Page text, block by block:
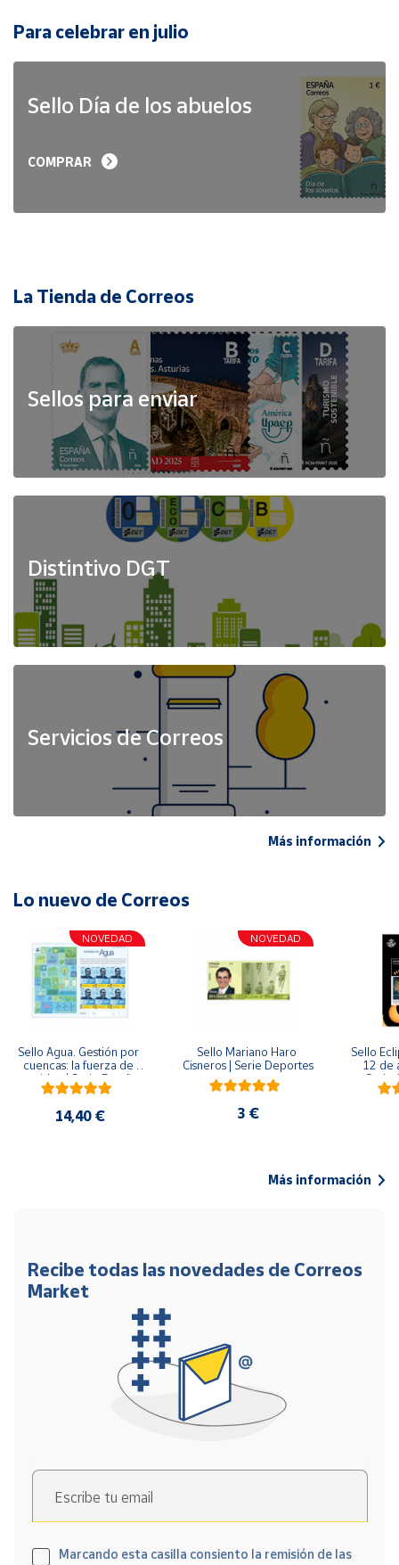
Para celebrar en julio
Sello Día de los abuelos
COMPRAR
La Tienda de Correos
Sellos para enviar
Distintivo DGT
Servicios de Correos
Más información
Lo nuevo de Correos
NOVEDAD
Sello Agua. Gestión por
cuencas: la fuerza de
una idea.| Serie España
ES| Pliego Premium
14,40 €
NOVEDAD
Sello Mariano Haro
Cisneros | Serie Deportes
3 €
Sello
12 de
Serie
Más información
Recibe todas las novedades de Correos
Market
Escribe tu email
Marcando esta casilla consiento la remisión de las